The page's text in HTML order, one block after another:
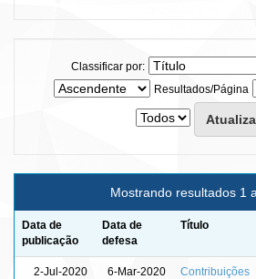
Classificar por:
Resultados/Página
Mostrando resultados 1
Data de
publicação
Data de
defesa
Título
2-Jul-2020 6-Mar-2020
Contribuições